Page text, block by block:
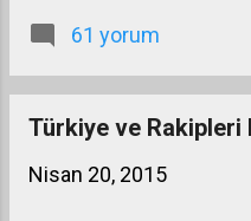
faiz oranı) yüzde
vermede uyguladığı
TCMB’nin bankalardan
repo ihalesiyle borç
61 yorum
Türkiye ve Rakipleri
Nisan 20, 2015